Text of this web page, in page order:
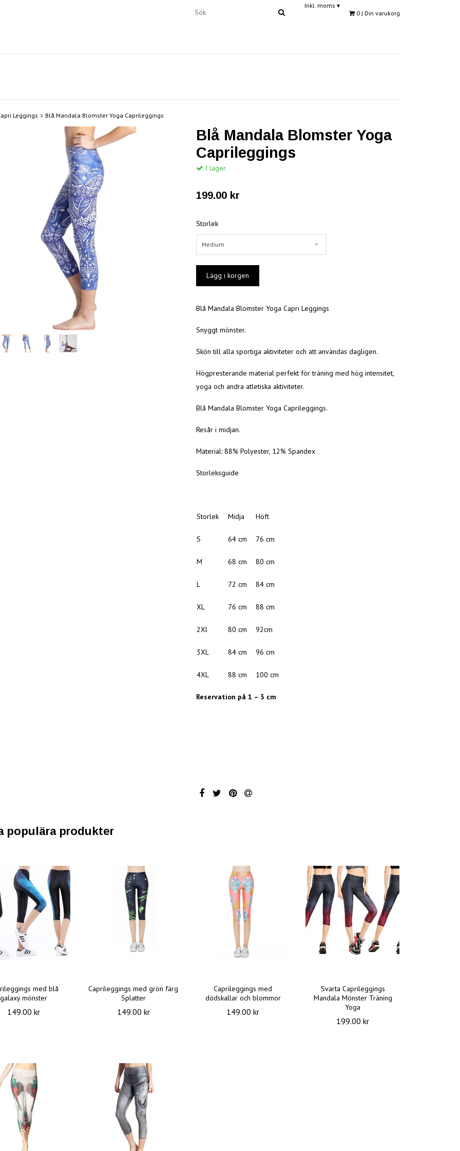
Inkl. moms ▾
0 | Din varukorg
Leggings Blå Mandala Blomster Yoga Caprileggings
Blå Mandala Blomster Yoga
Caprileggings
I lager.
199.00 kr
Storlek
Medium
Blå Mandala Blomster Yoga Capri Leggings
Snyggt mönster.
Skön till alla sportiga aktiviteter och att användas dagligen.
Högpresterande material perfekt för träning med hög intensitet,
yoga och andra atletiska aktiviteter.
Blå Mandala Blomster Yoga Caprileggings.
Resår i midjan.
Material: 88% Polyester, 12% Spandex
Storleksguide
Storlek Midja Höft
S 64 cm 76 cm
M 68 cm 80 cm
L 72 cm 84 cm
XL 76 cm 88 cm
2Xl 80 cm 92cm
3XL 84 cm 96 cm
4XL 88 cm 100 cm
Reservation på 1 – 3 cm
populära produkter
med blå
galaxy mönster
149.00 kr
Caprileggings med grön färg
Splatter
149.00 kr
Caprileggings med
dödskallar och blommor
149.00 kr
Svarta Caprileggings
Mandala Mönster Träning
Yoga
199.00 kr